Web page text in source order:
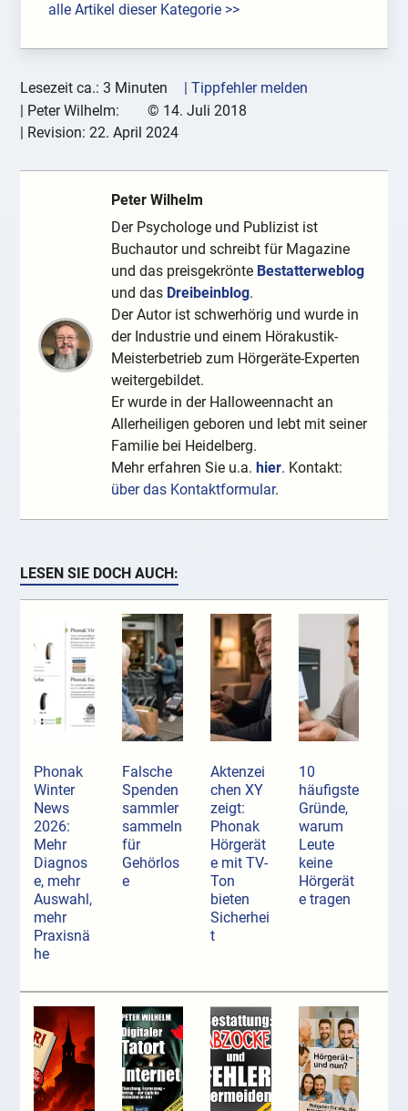
alle Artikel dieser Kategorie >>
Lesezeit ca.: 3 Minuten
| Tippfehler melden
Peter Wilhelm: © 14. Juli 2018
| Revision:22. April 2024
Peter Wilhelm
Der Psychologe und Publizist ist
Buchautor und schreibt für Magazine
und das preisgekrönte Bestatterweblog
und das Dreibeinblog.
Der Autor ist schwerhörig und wurde in
der Industrie und einem Hörakustik-
Meisterbetrieb zum Hörgeräte-Experten
weitergebildet.
Er wurde in der Halloweennacht an
Allerheiligen geboren und lebt mit seiner
Familie bei Heidelberg.
Mehr erfahren Sie u.a. hier. Kontakt:
über das Kontaktformular.
LESEN SIE DOCH AUCH:
Phonak
Winter
News
2026:
Mehr
Diagnos
e, mehr
Auswahl,
mehr
Praxisnä
he
Falsche
Spenden
sammler
sammeln
für
Gehörlos
e
Aktenzei
chen XY
zeigt:
Phonak
Hörgerät
e mit TV-
Ton
bieten
Sicherhei
t
10
häufigste
Gründe,
warum
Leute
keine
Hörgerät
e tragen